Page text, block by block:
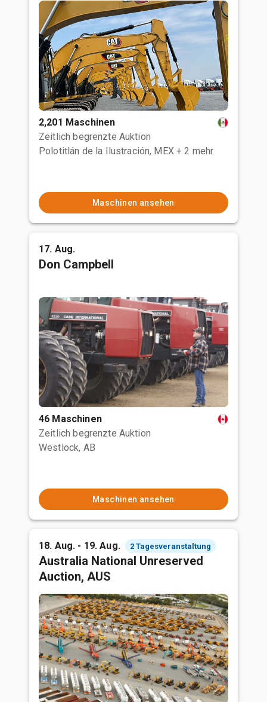
2,201 Maschinen
Zeitlich begrenzte Auktion
Polotitlán de la Ilustración, MEX + 2 mehr
Maschinen ansehen
17. Aug.
Don Campbell
46 Maschinen
Zeitlich begrenzte Auktion
Westlock, AB
Maschinen ansehen
18. Aug. - 19. Aug. 2 Tagesveranstaltung
Australia National Unreserved
Auction, AUS